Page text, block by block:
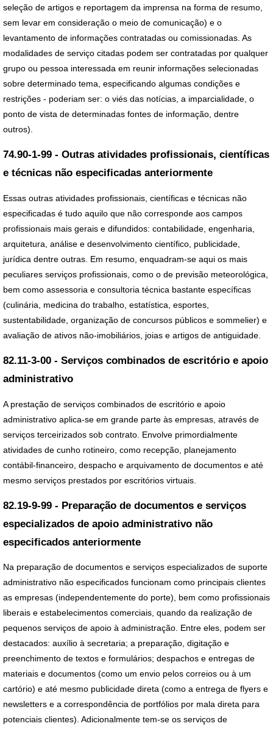
seleção de artigos e reportagem da imprensa na forma de resumo,
sem levar em consideração o meio de comunicação) e o
levantamento de informações contratadas ou comissionadas. As
modalidades de serviço citadas podem ser contratadas por qualquer
grupo ou pessoa interessada em reunir informações selecionadas
sobre determinado tema, especificando algumas condições e
restrições - poderiam ser: o viés das notícias, a imparcialidade, o
ponto de vista de determinadas fontes de informação, dentre
outros).
74.90-1-99 - Outras atividades profissionais, científicas
e técnicas não especificadas anteriormente
Essas outras atividades profissionais, científicas e técnicas não
especificadas é tudo aquilo que não corresponde aos campos
profissionais mais gerais e difundidos: contabilidade, engenharia,
arquitetura, análise e desenvolvimento científico, publicidade,
jurídica dentre outras. Em resumo, enquadram-se aqui os mais
peculiares serviços profissionais, como o de previsão meteorológica,
bem como assessoria e consultoria técnica bastante específicas
(culinária, medicina do trabalho, estatística, esportes,
sustentabilidade, organização de concursos públicos e sommelier) e
avaliação de ativos não-imobiliários, joias e artigos de antiguidade.
82.11-3-00 - Serviços combinados de escritório e apoio
administrativo
A prestação de serviços combinados de escritório e apoio
administrativo aplica-se em grande parte às empresas, através de
serviços terceirizados sob contrato. Envolve primordialmente
atividades de cunho rotineiro, como recepção, planejamento
contábil-financeiro, despacho e arquivamento de documentos e até
mesmo serviços prestados por escritórios virtuais.
82.19-9-99 - Preparação de documentos e serviços
especializados de apoio administrativo não
especificados anteriormente
Na preparação de documentos e serviços especializados de suporte
administrativo não especificados funcionam como principais clientes
as empresas (independentemente do porte), bem como profissionais
liberais e estabelecimentos comerciais, quando da realização de
pequenos serviços de apoio à administração. Entre eles, podem ser
destacados: auxílio à secretaria; a preparação, digitação e
preenchimento de textos e formulários; despachos e entregas de
materiais e documentos (como um envio pelos correios ou à um
cartório) e até mesmo publicidade direta (como a entrega de flyers e
newsletters e a correspondência de portfólios por mala direta para
potenciais clientes). Adicionalmente tem-se os serviços de